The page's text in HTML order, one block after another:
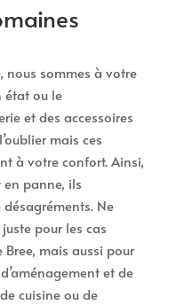
nous sommes à votre
état ou le
et des accessoires
mais ces
à votre confort. Ainsi,
panne, ils
Ne
pour les cas
mais aussi pour
et de
cuisine ou de